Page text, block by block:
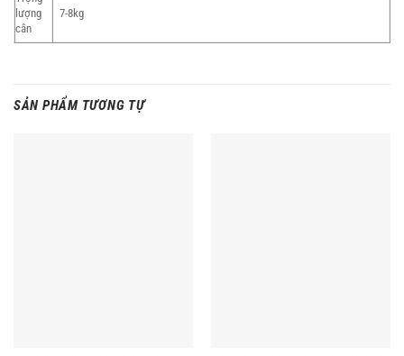
lượng
cân
7-8kg
SẢN PHẨM TƯƠNG TỰ